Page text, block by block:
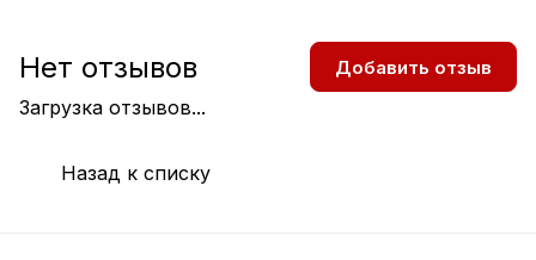
Загрузка отзывов...
Нет отзывов Добавить отзыв
Назад к списку